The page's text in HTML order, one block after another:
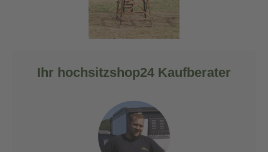
Ihr hochsitzshop24 Kaufberater